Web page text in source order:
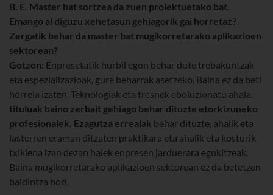
B. E. Master bat sortzea da zuen proiektuetako bat.
Emango al diguzu xehetasun gehiagorik gai horretaz?
Zergatik behar da master bat mugikorretarako aplikazioen
sektorean?
Gotzon: Enpresetatik hurbil egon behar dute trebakuntzak
eta espezializazioak, gure beharrak asetzeko. Baina ez da beti
horrela izaten. Teknologiak eta tresnek eboluzionatu ahala,
tituluak baino zerbait gehiago behar dituzte etorkizuneko
profesionalek. Ezagutza errealak behar dituzte, ahalik eta
lasterren eraman ditzaten praktikara eta ahalik eta kosturik
txikiena izan dezan haiek enpresen jarduerara egokitzeak.
Baina mugikorretarako aplikazioen sektorean ez da betetzen
baldintza hori.